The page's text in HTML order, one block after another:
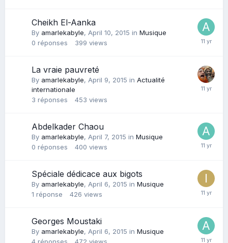
Cheikh El-Aanka
By amarlekabyle, April 10, 2015 in Musique
0 réponses 399 views
La vraie pauvreté
By amarlekabyle, April 9, 2015 in Actualité
internationale
3 réponses 453 views
Abdelkader Chaou
By amarlekabyle, April 7, 2015 in Musique
0 réponses 400 views
Spéciale dédicace aux bigots
By amarlekabyle, April 6, 2015 in Musique
1 réponse 426 views
Georges Moustaki
By amarlekabyle, April 6, 2015 in Musique